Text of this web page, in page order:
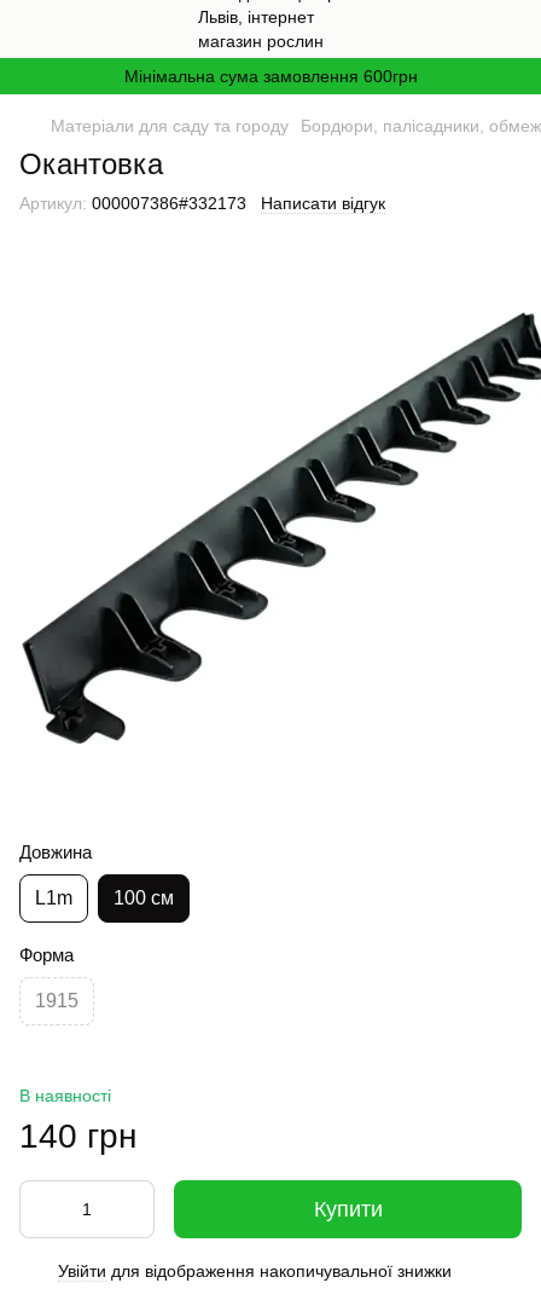
Мінімальна сума замовлення 600грн
Матеріали для саду та городу Бордюри, палісадники,
Окантовка
Артикул: 000007386#332173 Написати відгук
Довжина
L1m 100 см
Форма
1915
В наявності
140 грн
Купити
Увійти для відображення накопичувальної знижки